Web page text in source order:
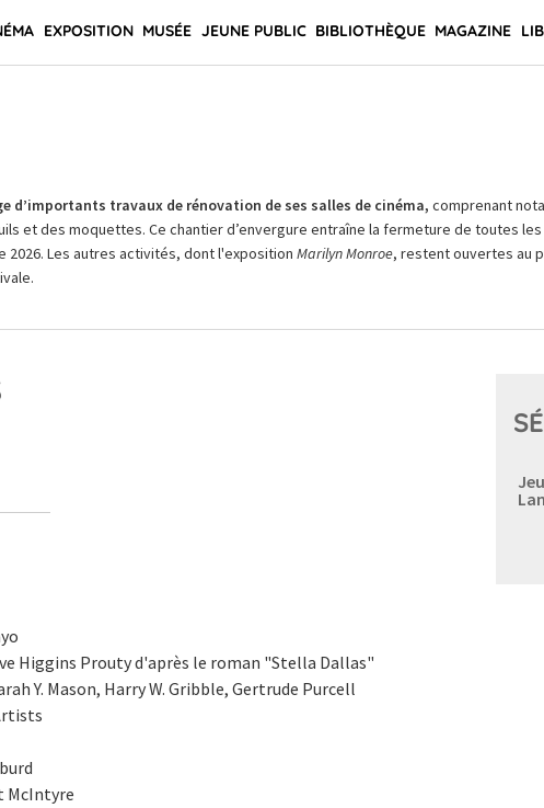
EXPOSITION MUSÉE JEUNE PUBLIC BIBLIOTHÈQUE MAGAZINE
d’importants travaux de rénovation de ses salles de cinéma, comprenant
et des moquettes. Ce chantier d’envergure entraîne la fermeture de toutes
2026. Les autres activités, dont l'exposition Marilyn Monroe, restent ouvertes au
Higgins Prouty d'après le roman "Stella Dallas"
Y. Mason, Harry W. Gribble, Gertrude Purcell
McIntyre